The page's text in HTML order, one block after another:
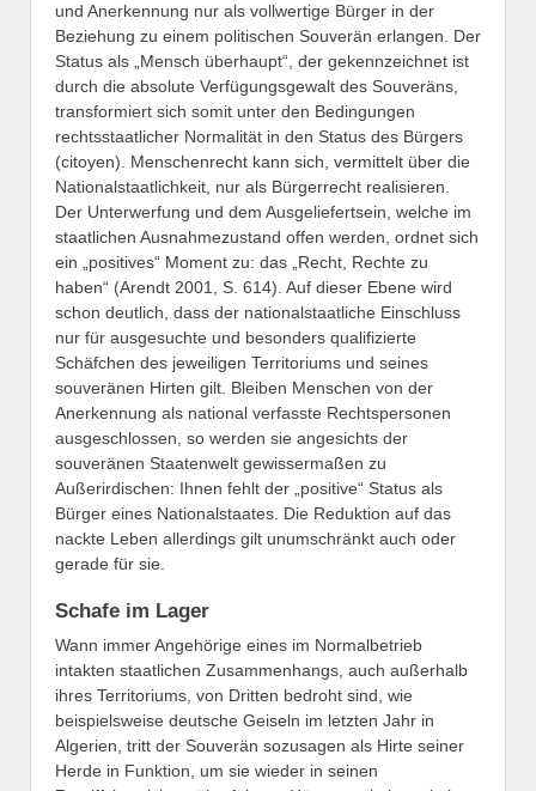
und Anerkennung nur als vollwertige Bürger in der
Beziehung zu einem politischen Souverän erlangen. Der
Status als „Mensch überhaupt“, der gekennzeichnet ist
durch die absolute Verfügungsgewalt des Souveräns,
transformiert sich somit unter den Bedingungen
rechtsstaatlicher Normalität in den Status des Bürgers
(citoyen). Menschenrecht kann sich, vermittelt über die
Nationalstaatlichkeit, nur als Bürgerrecht realisieren.
Der Unterwerfung und dem Ausgeliefertsein, welche im
staatlichen Ausnahmezustand offen werden, ordnet sich
ein „positives“ Moment zu: das „Recht, Rechte zu
haben“ (Arendt 2001, S. 614). Auf dieser Ebene wird
schon deutlich, dass der nationalstaatliche Einschluss
nur für ausgesuchte und besonders qualifizierte
Schäfchen des jeweiligen Territoriums und seines
souveränen Hirten gilt. Bleiben Menschen von der
Anerkennung als national verfasste Rechtspersonen
ausgeschlossen, so werden sie angesichts der
souveränen Staatenwelt gewissermaßen zu
Außerirdischen: Ihnen fehlt der „positive“ Status als
Bürger eines Nationalstaates. Die Reduktion auf das
nackte Leben allerdings gilt unumschränkt auch oder
gerade für sie.
Schafe im Lager
Wann immer Angehörige eines im Normalbetrieb
intakten staatlichen Zusammenhangs, auch außerhalb
ihres Territoriums, von Dritten bedroht sind, wie
beispielsweise deutsche Geiseln im letzten Jahr in
Algerien, tritt der Souverän sozusagen als Hirte seiner
Herde in Funktion, um sie wieder in seinen